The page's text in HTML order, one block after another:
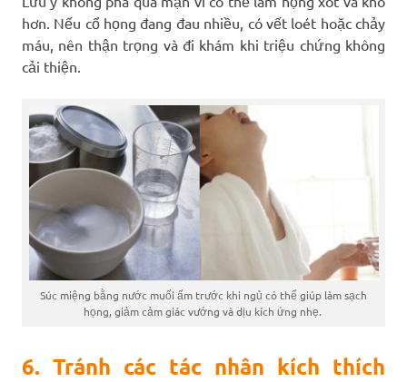
hơn. Nếu cổ họng đang đau nhiều, có vết loét hoặc chảy
máu, nên thận trọng và đi khám khi triệu chứng không
cải thiện.
Súc miệng bằng nước muối ấm trước khi ngủ có thể giúp làm sạch
họng, giảm cảm giác vướng và dịu kích ứng nhẹ.
6. Tránh các tác nhân kích thích